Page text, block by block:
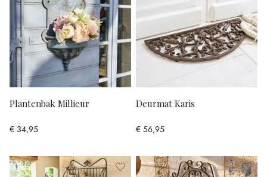
Plantenbak Millieur
€ 34,95
Deurmat Karis
€ 56,95